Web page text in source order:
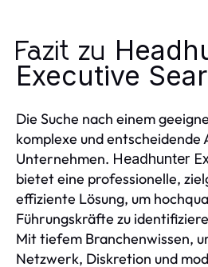
Fazit zu
Executive
Die Suche nach einem
komplexe und entscheidende
Unternehmen. Headhunter
bietet eine professionelle,
effiziente Lösung, um
Führungskräfte zu
Mit tiefem Branchenwissen,
Netzwerk, Diskretion und